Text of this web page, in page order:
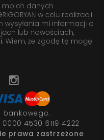
moich danych
w celu realizacji
wysyłania mi informacji o
lub nowościach,
. Wiem, że zgodę tę mogę
bankowego:
4530 6119 4222
prawa zastrzeżone